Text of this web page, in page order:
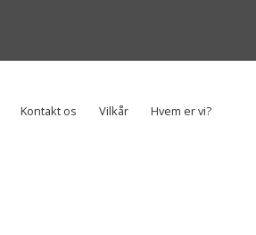
Hvem er vi?
Vilkår
Kontakt os